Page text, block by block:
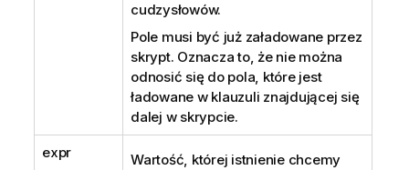
cudzysłowów.
Pole musi być już załadowane przez
skrypt. Oznacza to, że nie można
odnosić się do pola, które jest
ładowane w klauzuli znajdującej się
dalej w skrypcie.
expr
Wartość, której istnienie chcemy